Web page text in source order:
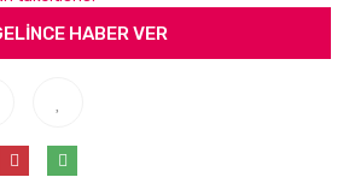
HABER VER